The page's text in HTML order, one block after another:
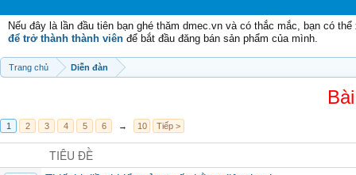
Nếu đây là lần đầu tiên bạn ghé thăm dmec.vn và có thắc mắc, bạn có
để trở thành thành viên để bắt đầu đăng bán sản phẩm của mình.
Trang chủ Diễn đàn
1 2 3 4 5 6 → 10 Tiếp >
TIÊU ĐỀ